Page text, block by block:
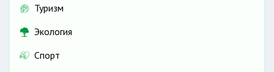
Туризм
Экология
Спорт